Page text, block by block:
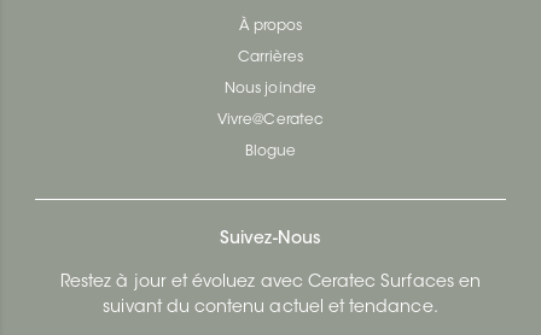
À propos
Carrières
Nous joindre
Vivre@Ceratec
Blogue
Suivez-Nous
Restez à jour et évoluez avec Ceratec Surfaces en
suivant du contenu actuel et tendance.